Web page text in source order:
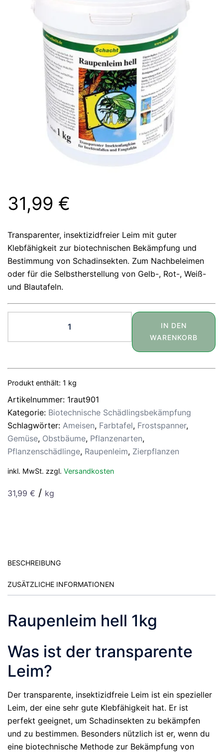
31,99 €
Transparenter, insektizidfreier Leim mit guter
Klebfähigkeit zur biotechnischen Bekämpfung und
Bestimmung von Schadinsekten. Zum Nachbeleimen
oder für die Selbstherstellung von Gelb-, Rot-, Weiß-
und Blautafeln.
hell
1kg
IN DEN
WARENKORB
Produkt enthält: 1 kg
Artikelnummer: 1raut901
Kategorie: Biotechnische Schädlingsbekämpfung
Schlagwörter: Ameisen, Farbtafel, Frostspanner,
Gemüse, Obstbäume, Pflanzenarten,
Pflanzenschädlinge, Raupenleim, Zierpflanzen
inkl. MwSt. zzgl. Versandkosten
31,99 € / kg
BESCHREIBUNG
ZUSÄTZLICHE INFORMATIONEN
Raupenleim hell 1kg
Was ist der transparente
Leim?
Der transparente, insektizidfreie Leim ist ein spezieller
Leim, der eine sehr gute Klebfähigkeit hat. Er ist
perfekt geeignet, um Schadinsekten zu bekämpfen
und zu bestimmen. Besonders nützlich ist er, wenn du
eine biotechnische Methode zur Bekämpfung von